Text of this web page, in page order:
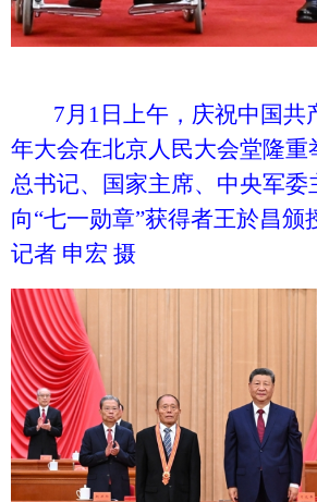
7月1日上午，庆祝中国共
年大会在北京人民大会堂隆重
总书记、国家主席、中央军委
向“七一勋章”获得者王於昌颁
记者 申宏 摄